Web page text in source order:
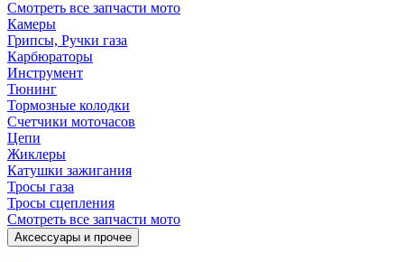
Смотреть все запчасти мото
Камеры
Грипсы, Ручки газа
Карбюраторы
Инструмент
Тюнинг
Тормозные колодки
Счетчики моточасов
Цепи
Жиклеры
Катушки зажигания
Тросы газа
Тросы сцепления
Смотреть все запчасти мото
Аксессуары и прочее